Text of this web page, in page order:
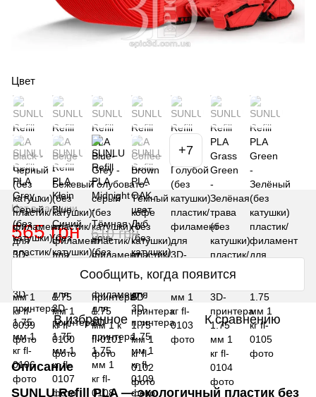
Цвет
+7
Нет в наличии
565 грн 610 грн
Сообщить, когда появится
В избранное К сравнению
Описание
SUNLU Refill PLA — экологичный пластик без